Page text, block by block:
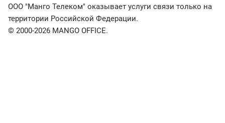
ООО "Манго Телеком" оказывает услуги связи только на
территории Российской Федерации.
© 2000-2026 MANGO OFFICE.